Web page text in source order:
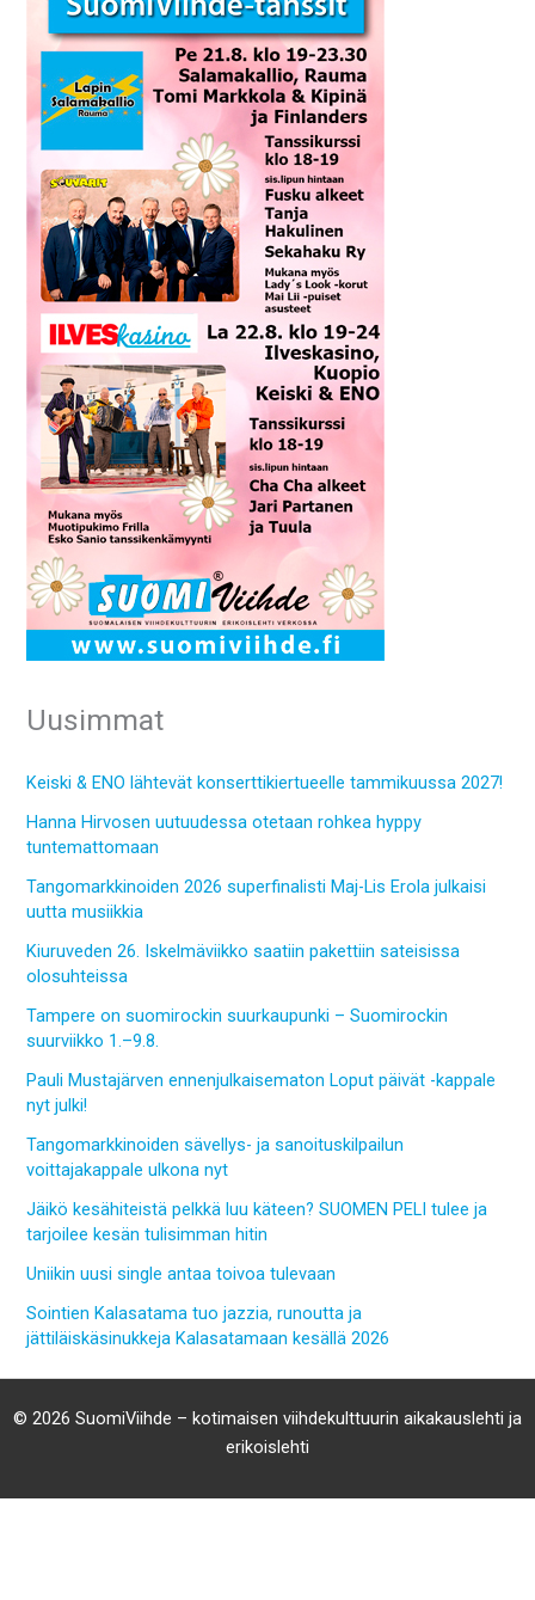
Uusimmat
Keiski & ENO lähtevät konserttikiertueelle tammikuussa 2027!
Hanna Hirvosen uutuudessa otetaan rohkea hyppy
tuntemattomaan
Tangomarkkinoiden 2026 superfinalisti Maj-Lis Erola julkaisi
uutta musiikkia
Kiuruveden 26. Iskelmäviikko saatiin pakettiin sateisissa
olosuhteissa
Tampere on suomirockin suurkaupunki – Suomirockin
suurviikko 1.–9.8.
Pauli Mustajärven ennenjulkaisematon Loput päivät -kappale
nyt julki!
Tangomarkkinoiden sävellys- ja sanoituskilpailun
voittajakappale ulkona nyt
Jäikö kesähiteistä pelkkä luu käteen? SUOMEN PELI tulee ja
tarjoilee kesän tulisimman hitin
Uniikin uusi single antaa toivoa tulevaan
Sointien Kalasatama tuo jazzia, runoutta ja
jättiläiskäsinukkeja Kalasatamaan kesällä 2026
© 2026 SuomiViihde – kotimaisen viihdekulttuurin aikakauslehti ja
erikoislehti